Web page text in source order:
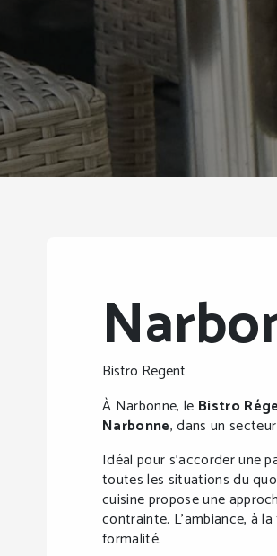
Bistro Regent
À Narbonne, le Bistro
Narbonne, dans un
Idéal pour s’accorder une
toutes les situations du
cuisine propose une
contrainte. L’ambiance, à
formalité.